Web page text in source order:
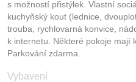
s možností přistýlek. Vlastní
kuchyňský kout (lednice,
trouba, rychlovarná konvice,
k internetu. Některé pokoje mají
Parkování zdarma.
Vybavení